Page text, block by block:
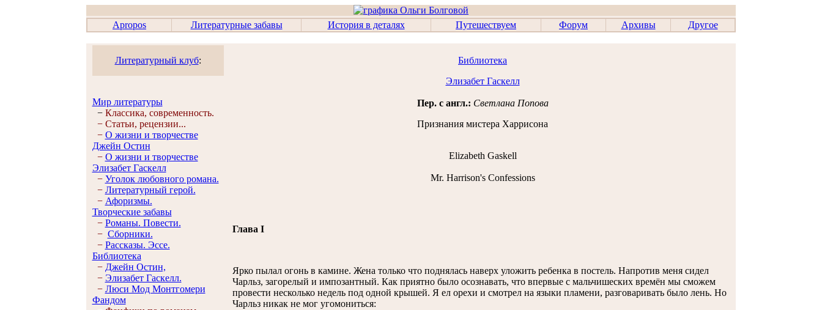
Apropos Литературные забавы История в деталях Путешествуем Форум Архивы Другое
Литературный клуб:
Мир литературы
− Классика, современность.
− Статьи, рецензии...
− О жизни и творчестве
Джейн Остин
− О жизни и творчестве
Элизабет Гaскелл
− Уголок любовного романа.
− Литературный герой.
− Афоризмы.
Творческие забавы
− Романы. Повести.
− Сборники.
− Рассказы. Эссe.
Библиотека
− Джейн Остин,
− Элизабет Гaскелл.
− Люси Мод Монтгомери
Фандом
Библиотека
Элизабет Гаскелл
Пер. с англ.: Светлана Попова
Признания мистера Харрисона
Elizabeth Gaskell
Mr. Harrison's Confessions
Глава I
Ярко пылал огонь в камине. Жена только что поднялась наверх уложить ребенка в постель. Напротив меня сидел
Чарльз, загорелый и импозантный. Как приятно было осознавать, что впервые с мальчишеских времён мы сможем
провести несколько недель под одной крышей. Я ел орехи и смотрел на языки пламени, разговаривать было лень. Но
Чарльз никак не мог угомониться: